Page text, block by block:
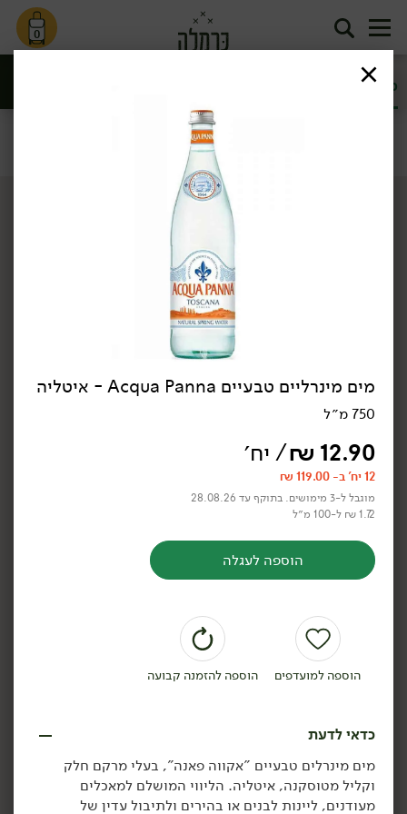
0
מים וסודה
4.90
סודה - LEO
1.51 ₪ ל-100 מ״ל
יח׳ 12 יח' ב- 119.00 ₪
מים מינרליים מוגזים סן
פלגרינו - איטליה
750 מ״ל
1.72 ₪ ל-100 מ״ל
מים מינרליים סן בנדטו -
איטליה
1 ליטר
1.29 ₪ ל-100 מ״ל
מים מינרליים טבעיים Acqua Panna - איטליה
750 מ״ל
12.90
₪/ יח׳
12 יח' ב- 119.00 ₪
מוגבל ל-3 מימושים. בתוקף עד 28.08.26
1.72 ₪ ל-100 מ״ל
הוספה לעגלה
הוספה למועדפים הוספה להזמנה קבועה
כדאי לדעת
מים מינרלים טבעיים "אקווה פאנה", בעלי מרקם חלק
וקליל מטוסקנה, איטליה. הליווי המושלם למאכלים
מעודנים, ליינות לבנים או בהירים ולתיבול עדין של